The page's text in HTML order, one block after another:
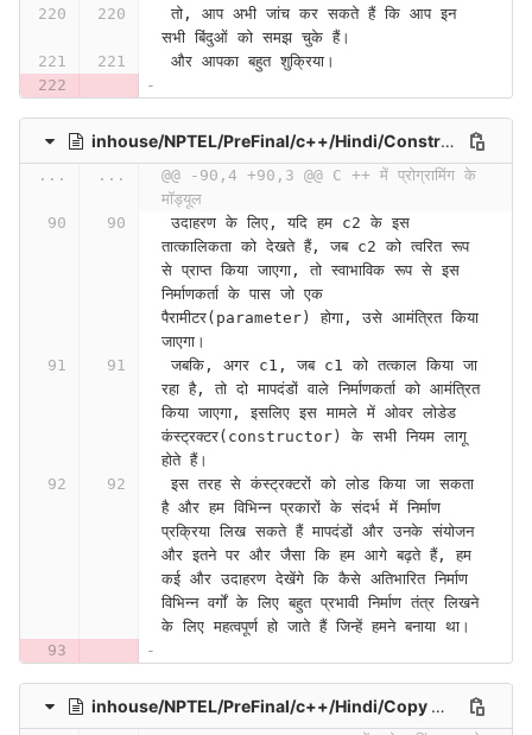
तो, आप अभी जांच कर सकते हैं कि आप इन
सभी बिंदुओं को समझ चुके हैं।
और आपका बहुत शुक्रिया।
inhouse/NPTEL/PreFinal/c++/Hindi/Constructors, Destructors and Object Lifetime (Lecture 23)-wtuks_f3vP4
... ...
@@ -90,4 +90,3 @@ C ++ में प्रोग्रामिंग के
मॉड्यूल
उदाहरण के लिए, यदि हम c2 के इस
तात्कालिकता को देखते हैं, जब c2 को त्वरित रूप
से प्राप्त किया जाएगा, तो स्वाभाविक रूप से इस
निर्माणकर्ता के पास जो एक
पैरामीटर(parameter) होगा, उसे आमंत्रित किया
जाएगा।
जबकि, अगर c1, जब c1 को तत्काल किया जा
रहा है, तो दो मापदंडों वाले निर्माणकर्ता को आमंत्रित
किया जाएगा, इसलिए इस मामले में ओवर लोडेड
कंस्ट्रक्टर(constructor) के सभी नियम लागू
होते हैं।
इस तरह से कंस्ट्रक्टरों को लोड किया जा सकता
है और हम विभिन्न प्रकारों के संदर्भ में निर्माण
प्रक्रिया लिख सकते हैं मापदंडों और उनके संयोजन
और इतने पर और जैसा कि हम आगे बढ़ते हैं, हम
कई और उदाहरण देखेंगे कि कैसे अतिभारित निर्माण
विभिन्न वर्गों के लिए बहुत प्रभावी निर्माण तंत्र लिखने
के लिए महत्वपूर्ण हो जाते हैं जिन्हें हमने बनाया था।
inhouse/NPTEL/PreFinal/c++/Hindi/Copy Constructor and Copy Assignment Operator (Contd.) (Lecture 27)-ZWrUldXUpbw